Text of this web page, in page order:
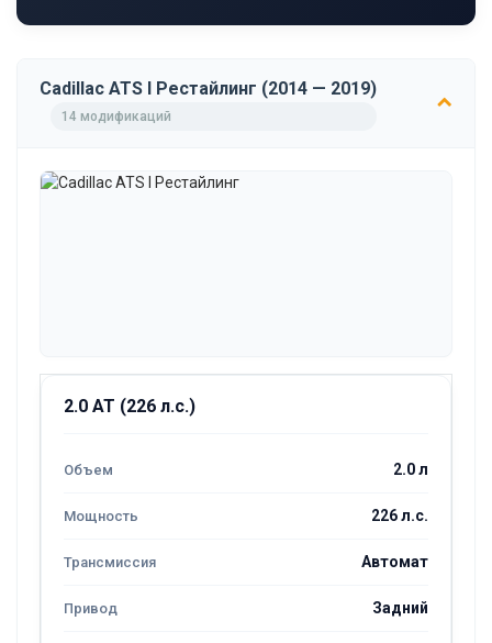
Cadillac ATS I Рестайлинг (2014 — 2019)
14 модификаций
2.0 AT (226 л.с.)
2.0 л
226 л.с.
Автомат
Задний